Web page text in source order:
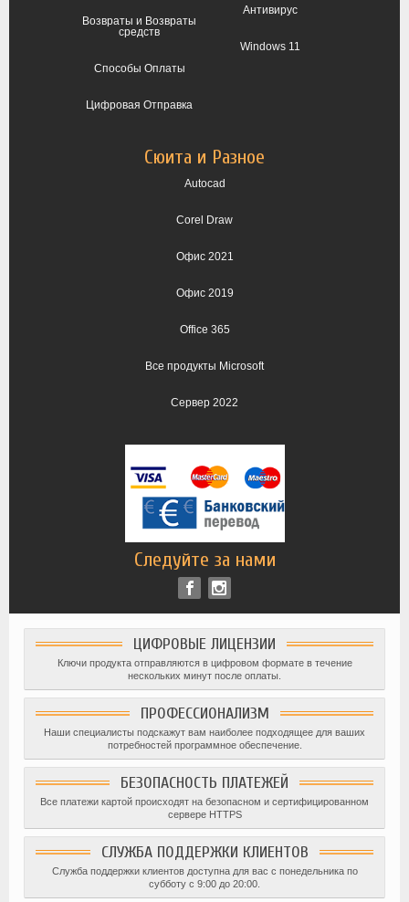
Возвраты и Возвраты
средств
Способы Оплаты
Цифровая Отправка
Антивирус
Windows 11
Сюита и Разное
Autocad
Corel Draw
Офис 2021
Офис 2019
Office 365
Все продукты Microsoft
Сервер 2022
Следуйте за нами
ЦИФРОВЫЕ ЛИЦЕНЗИИ
Ключи продукта отправляются в цифровом формате в течение
нескольких минут после оплаты.
ПРОФЕССИОНАЛИЗМ
Наши специалисты подскажут вам наиболее подходящее для ваших
потребностей программное обеспечение.
БЕЗОПАСНОСТЬ ПЛАТЕЖЕЙ
Все платежи картой происходят на безопасном и сертифицированном
сервере HTTPS
СЛУЖБА ПОДДЕРЖКИ КЛИЕНТОВ
Служба поддержки клиентов доступна для вас с понедельника по
субботу с 9:00 до 20:00.